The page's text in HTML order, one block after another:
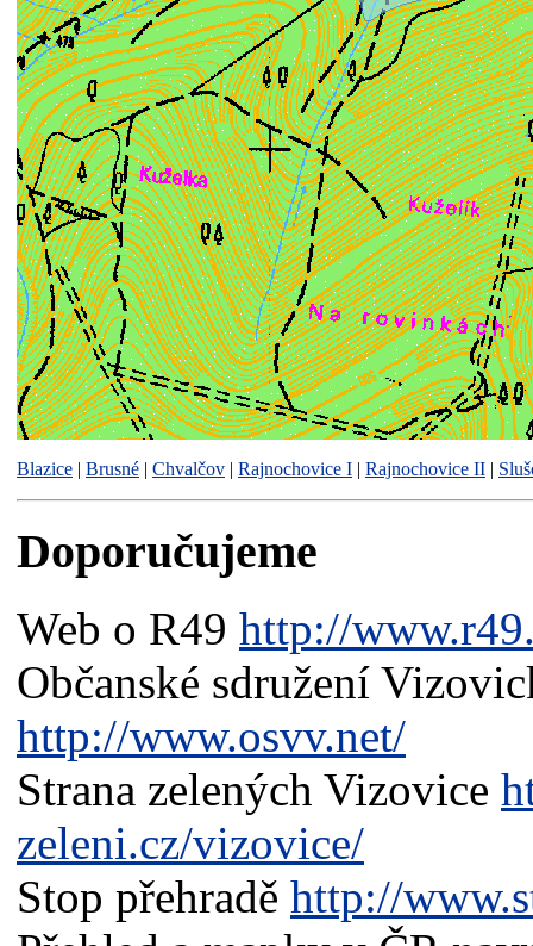
Blazice | Brusné | Chvalčov | Rajnochovice I | Rajnochovice II |
Doporučujeme
Web o R49 http://
Občanské sdružení
http://www.osvv.net/
Strana zelených Vizovice
zeleni.cz/vizovice/
Stop přehradě http://